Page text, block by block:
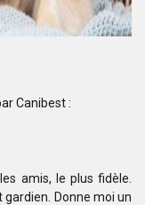
Canibest :
amis, le plus fidèle.
gardien.
Donne moi un